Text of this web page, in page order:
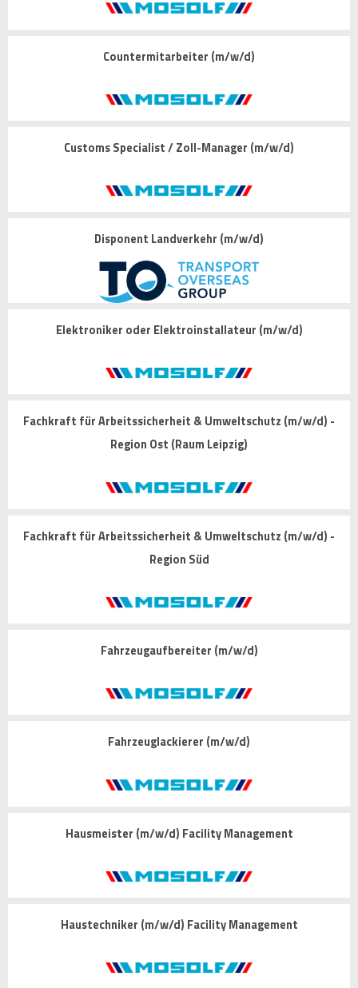
Countermitarbeiter (m/w/d)
Customs Specialist / Zoll-Manager (m/w/d)
Disponent Landverkehr (m/w/d)
Elektroniker oder Elektroinstallateur (m/w/d)
Fachkraft für Arbeitssicherheit & Umweltschutz (m/w/d) -
Region Ost (Raum Leipzig)
Fachkraft für Arbeitssicherheit & Umweltschutz (m/w/d) -
Region Süd
Fahrzeugaufbereiter (m/w/d)
Fahrzeuglackierer (m/w/d)
Hausmeister (m/w/d) Facility Management
Haustechniker (m/w/d) Facility Management